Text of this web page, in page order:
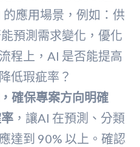
應用場景，例如：供
預測需求變化，優化
程上，AI 是否能提高
低瑕疵率？
確保專案方向明確
，讓AI 在預測、分類
達到 90% 以上。確認